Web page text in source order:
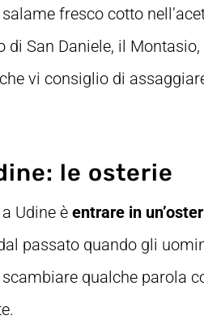
fresco cotto
San Daniele, il
vi consiglio di
le osterie
Udine èentrare in
passato quando gli
qualche parola